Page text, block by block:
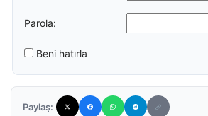
Parola:
Beni hatırla
Paylaş: